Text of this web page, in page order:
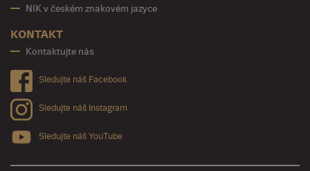
NIK v českém znakovém jazyce
KONTAKT
Kontaktujte nás
Sledujte náš Facebook
Sledujte náš Instagram
Sledujte náš YouTube